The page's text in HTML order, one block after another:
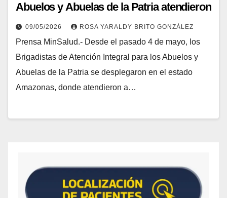
Abuelos y Abuelas de la Patria atendieron
a 180 adultos mayores en Amazonas
09/05/2026 ROSA YARALDY BRITO GONZÁLEZ
Prensa MinSalud.- Desde el pasado 4 de mayo, los
Brigadistas de Atención Integral para los Abuelos y
Abuelas de la Patria se desplegaron en el estado
Amazonas, donde atendieron a…